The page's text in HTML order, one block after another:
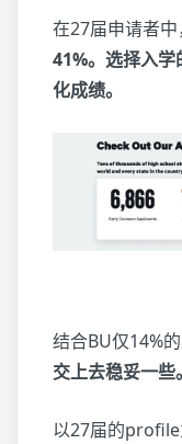
在27届申请者中
41%。选择入
化成绩。
结合BU仅14%
交上去稳妥一些
以27届的profile